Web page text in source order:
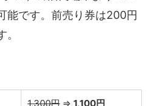
能です。前売り券は200円
1,300円 ⇒ 1,100円